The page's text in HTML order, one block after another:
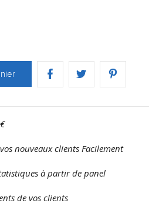
nouveaux clients Facilement
à partir de panel
de vos clients